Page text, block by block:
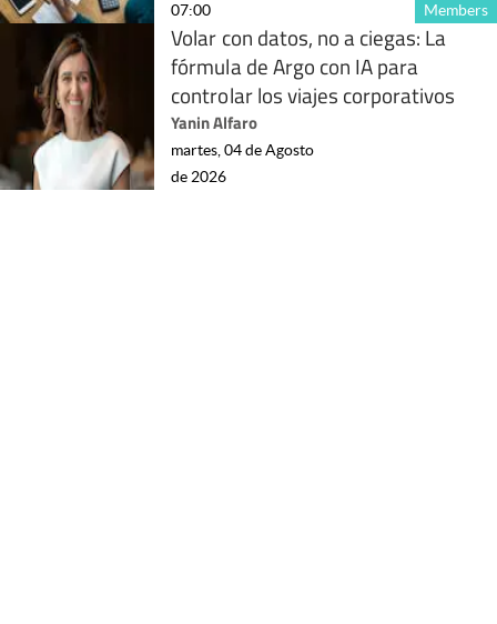
Members
07:00
Volar con datos, no a ciegas: La
fórmula de Argo con IA para
controlar los viajes corporativos
Yanin Alfaro
martes, 04 de Agosto
de 2026